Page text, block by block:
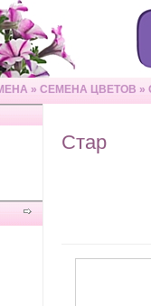
» СЕМЕНА ЦВЕТОВ »
Стар